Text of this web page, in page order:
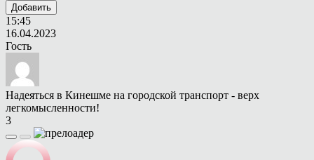
Добавить
15:45
16.04.2023
Гость
Надеяться в Кинешме на городской транспорт - верх
легкомысленности!
3